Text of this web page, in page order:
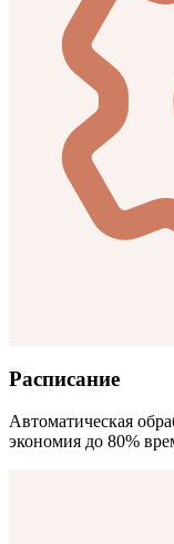
Расписание
Автоматическая
экономия до 80%